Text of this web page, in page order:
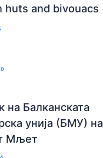
huts and bivouacs
на Балканската
унија (БМУ) на
Мљет